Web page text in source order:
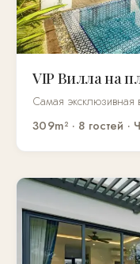
VIP Вилла на
Самая эксклюзивная
309m² · 8 гостей